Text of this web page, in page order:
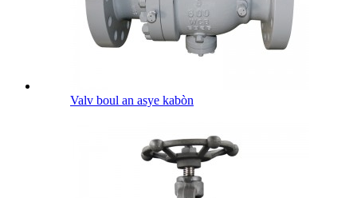
Valv boul an asye kabòn